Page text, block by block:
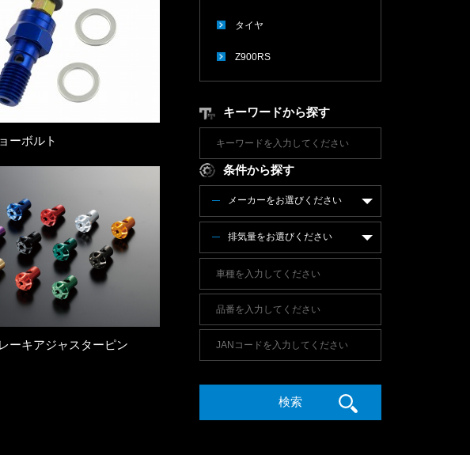
ーボルト
ーキアジャスターピン
タイヤ
Z900RS
キーワードから探す
条件から探す
メーカーをお選びください
排気量をお選びください